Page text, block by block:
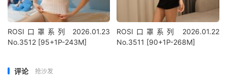
ROSI口罩系列 2026.01.23
No.3512 [95+1P-243M]
ROSI口罩系列 2026.01.22
No.3511 [90+1P-268M]
评论 抢沙发